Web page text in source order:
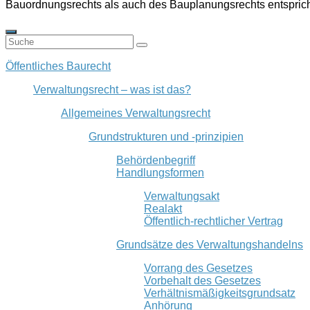
Bauordnungsrechts als auch des Bauplanungsrechts
Öffentliches Baurecht
Verwaltungsrecht – was ist das?
Allgemeines Verwaltungsrecht
Grundstrukturen und -prinzipien
Behördenbegriff
Handlungsformen
Verwaltungsakt
Realakt
Öffentlich-rechtlicher Vertrag
Grundsätze des Verwaltungshandelns
Vorrang des Gesetzes
Vorbehalt des Gesetzes
Verhältnismäßigkeitsgrundsatz
Anhörung